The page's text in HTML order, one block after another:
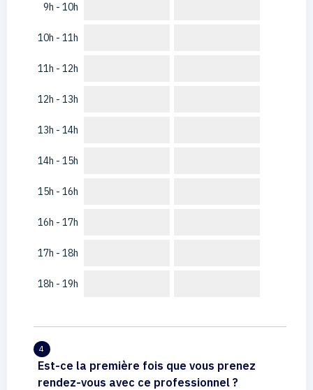
9h - 10h
10h - 11h
11h - 12h
12h - 13h
13h - 14h
14h - 15h
15h - 16h
16h - 17h
17h - 18h
18h - 19h
4
Est-ce la première fois que vous prenez
rendez-vous avec ce professionnel ?